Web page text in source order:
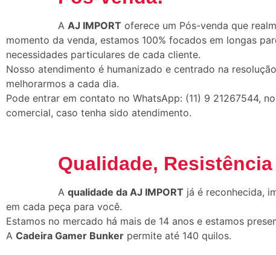
A AJ IMPORT oferece um Pós-venda que
momento da venda, estamos 100% focados em longas
necessidades particulares de cada cliente.
Nosso atendimento é humanizado e centrado na
melhorarmos a cada dia.
Pode entrar em contato no WhatsApp: (11) 9 21267544,
comercial, caso tenha sido atendimento.
Qualidade,
A qualidade da AJ IMPORT já é reconhecida,
em cada peça para você.
Estamos no mercado há mais de 14 anos e estamos
A Cadeira Gamer Bunker permite até 140 quilos.